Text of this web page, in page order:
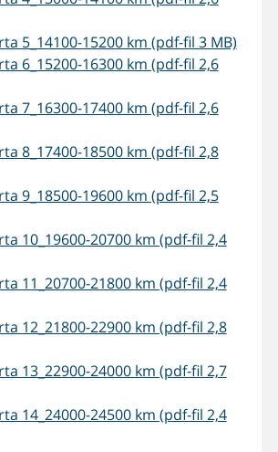
5_14100-15200 km (pdf-fil 3 MB)
6_15200-16300 km (pdf-fil 2,6
7_16300-17400 km (pdf-fil 2,6
8_17400-18500 km (pdf-fil 2,8
9_18500-19600 km (pdf-fil 2,5
10_19600-20700 km (pdf-fil 2,4
11_20700-21800 km (pdf-fil 2,4
12_21800-22900 km (pdf-fil 2,8
13_22900-24000 km (pdf-fil 2,7
14_24000-24500 km (pdf-fil 2,4